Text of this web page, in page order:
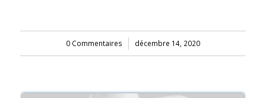
0 Commentaires
/ décembre 14, 2020